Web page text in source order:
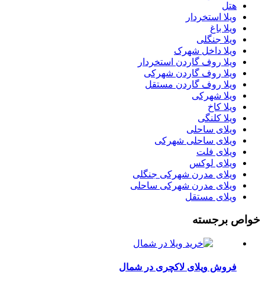
هتل
ویلا استخردار
ویلا باغ
ویلا جنگلی
ویلا داخل شهرک
ویلا روف گاردن استخردار
ویلا روف گاردن شهرکی
ویلا روف گاردن مستقل
ویلا شهرکی
ویلا کاخ
ویلا کلنگی
ویلای ساحلی
ویلای ساحلی شهرکی
ویلای فلت
ویلای لوکس
ویلای مدرن شهرکی جنگلی
ویلای مدرن شهرکی ساحلی
ویلای مستقل
خواص برجسته
فروش ویلای لاکچری در شمال